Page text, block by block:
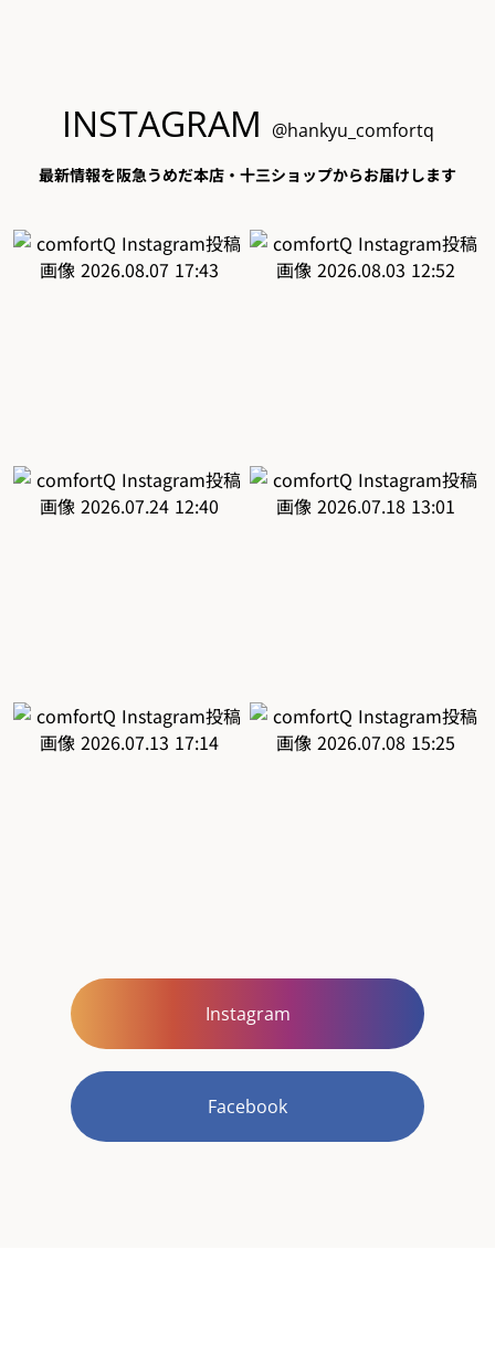
INSTAGRAM @hankyu_comfortq
最新情報を阪急うめだ本店・十三ショップからお届けします
Instagram
Facebook